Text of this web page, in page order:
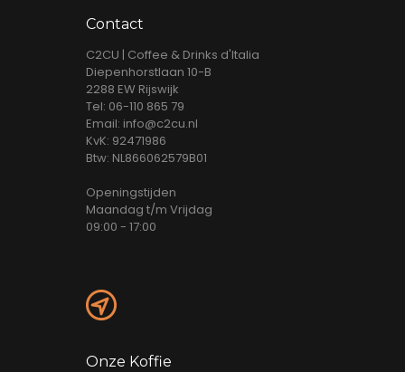
Contact
C2CU | Coffee & Drinks d'Italia
Diepenhorstlaan 10-B
2288 EW Rijswijk
Tel: 06-110 865 79
Email: info@c2cu.nl
KvK: 92471986
Btw: NL866062579B01
Openingstijden
Maandag t/m Vrijdag
09:00 - 17:00
Onze Koffie